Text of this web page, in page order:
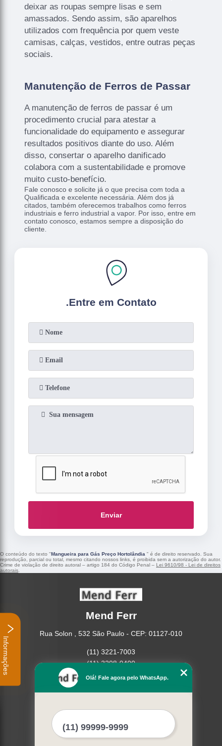
deixar as roupas sempre lisas e sem
amassados. Sendo assim, são aparelhos
utilizados com frequência por quem veste
camisas, calças, vestidos, entre outras peças
sociais.
Manutenção de Ferros de Passar
A manutenção de ferros de passar é um
procedimento crucial para atestar a
funcionalidade do equipamento e assegurar
resultados positivos diante do uso. Além
disso, consertar o aparelho danificado
colabora com a sustentabilidade e promove
muito custo-benefício.
Fale conosco e solicite já o que precisa com toda a
Qualificada e excelente necessária. Além dos já
citados, também oferecemos trabalhos como ferros
industriais e ferro industrial a vapor. Por isso, entre em
contato conosco, estamos sempre a disposição do
cliente.
.Entre em Contato
Enviar
O conteúdo do texto "Mangueira para Gás Preço Hortolândia " é de direito reservado. Sua
reprodução, parcial ou total, mesmo citando nossos links, é proibida sem a autorização do autor.
Crime de violação de direito autoral – artigo 184 do Código Penal – Lei 9610/98 - Lei de direitos
autorais
Mend Ferr
Rua Solon , 532 São Paulo - CEP: 01127-010
(11) 3221-7003
(11) 3208-0400
Home
Empresa
Contato
Mapa do site
Olá! Fale agora pelo WhatsApp.
Informações